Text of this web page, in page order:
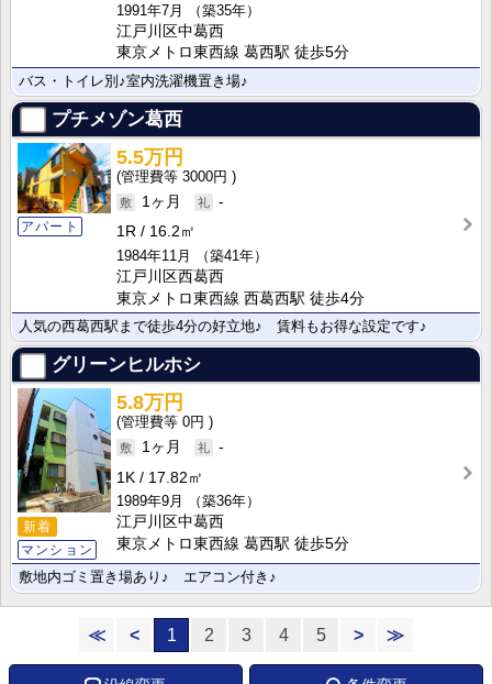
1991年7月
（築35年）
江戸川区中葛西
東京メトロ東西線 葛西駅 徒歩5分
バス・トイレ別♪室内洗濯機置き場♪
プチメゾン葛西
アパート
5.5万円
3000円
1ヶ月
-
1R
16.2㎡
1984年11月
（築41年）
江戸川区西葛西
東京メトロ東西線 西葛西駅 徒歩4分
人気の西葛西駅まで徒歩4分の好立地♪ 賃料もお得な設定です♪
グリーンヒルホシ
新着
マンション
5.8万円
0円
1ヶ月
-
1K
17.82㎡
1989年9月
（築36年）
江戸川区中葛西
東京メトロ東西線 葛西駅 徒歩5分
敷地内ゴミ置き場あり♪ エアコン付き♪
≪ < 1 2 3 4 5 > ≫